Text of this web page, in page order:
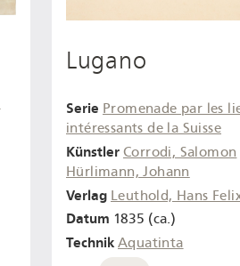
Lugano
Serie Promenade par les
intéressants de la Suisse
Künstler Corrodi, Salomon
Hürlimann, Johann
Verlag Leuthold, Hans
Datum 1835 (ca.)
Technik Aquatinta